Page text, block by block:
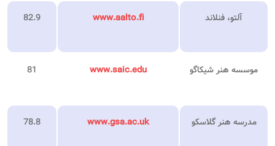
آلتو، فنلاند www.aalto.fi
82.9
موسسه هنر شیکاگو www.saic.edu
81
مدرسه هنر گلاسکو www.gsa.ac.uk
78.8